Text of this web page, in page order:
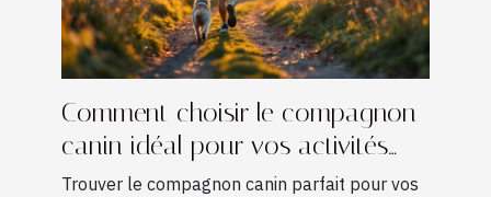
Comment choisir le compagnon
canin idéal pour vos activités
sportives ?
Trouver le compagnon canin parfait pour vos